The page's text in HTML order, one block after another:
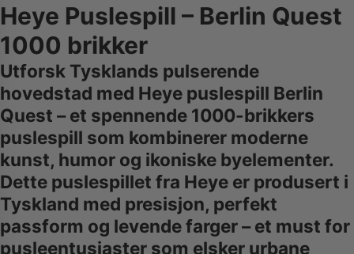
Heye Puslespill – Berlin Quest
1000 brikker
Utforsk Tysklands pulserende
hovedstad med Heye puslespill Berlin
Quest – et spennende 1000-brikkers
puslespill som kombinerer moderne
kunst, humor og ikoniske byelementer.
Dette puslespillet fra Heye er produsert i
Tyskland med presisjon, perfekt
passform og levende farger – et must for
pusleentusiaster som elsker urbane